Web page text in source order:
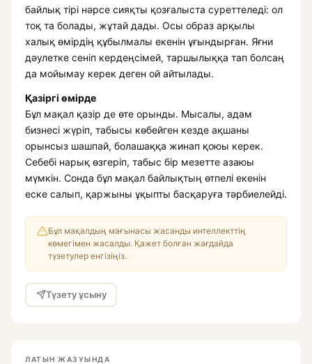
байлық тірі нәрсе сияқты қозғалыста суреттеледі: ол
тоқ та болады, жұтай дады. Осы образ арқылы
халық өмірдің құбылмалы екенін ұғындырған. Яғни
дәулетке сеніп кердеңсімей, таршылыққа тап болсаң
да мойымау керек деген ой айтылады.
Қазіргі өмірде
Бұл мақал қазір де өте орынды. Мысалы, адам
бизнесі жүріп, табысы көбейген кезде ақшаны
орынсыз шашпай, болашаққа жинап қоюы керек.
Себебі нарық өзгеріп, табыс бір мезетте азаюы
мүмкін. Сонда бұл мақал байлықтың өтпелі екенін
еске салып, қаржыны ұқыпты басқаруға тәрбиелейді.
Бұл мақалдың мағынасы жасанды интеллекттің
көмегімен жасалды. Қажет болған жағдайда
түзетулер енгізіңіз.
Түзету ұсыну
ЛАТЫН ЖАЗУЫНДА